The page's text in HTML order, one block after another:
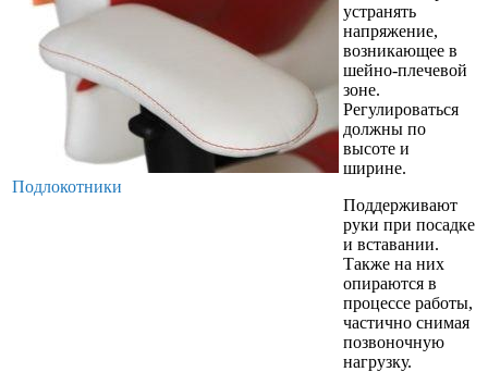
Подлокотники
устранять
напряжение,
возникающее в
шейно-плечевой
зоне.
Регулироваться
должны по
высоте и
ширине.
Поддерживают
руки при посадке
и вставании.
Также на них
опираются в
процессе работы,
частично снимая
позвоночную
нагрузку.